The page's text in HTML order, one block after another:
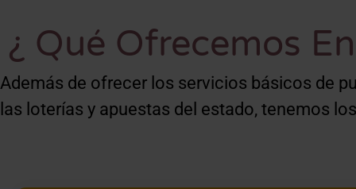
¿ Qué Ofrecemos
Además de ofrecer los servicios básicos de
las loterías y apuestas del estado, tenemos